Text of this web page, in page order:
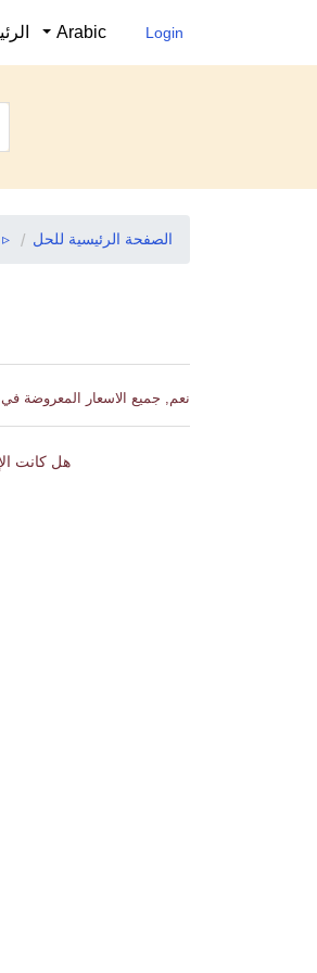
Login
Arabic
الصفحة الرئيسية للحل
نعم, جميع الاسعار المعروضة في
هل كانت